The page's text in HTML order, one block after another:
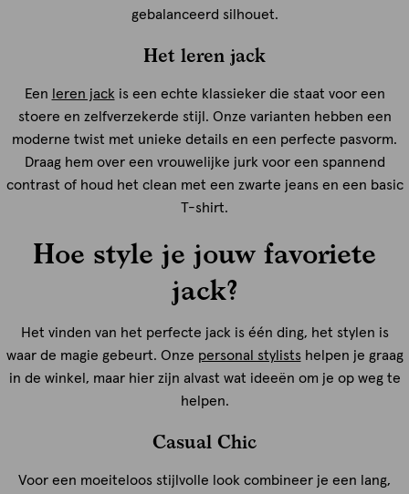
gebalanceerd silhouet.
Het leren jack
Een leren jack is een echte klassieker die staat voor een
stoere en zelfverzekerde stijl. Onze varianten hebben een
moderne twist met unieke details en een perfecte pasvorm.
Draag hem over een vrouwelijke jurk voor een spannend
contrast of houd het clean met een zwarte jeans en een basic
T-shirt.
Hoe style je jouw favoriete
jack?
Het vinden van het perfecte jack is één ding, het stylen is
waar de magie gebeurt. Onze personal stylistshelpen je graag
in de winkel, maar hier zijn alvast wat ideeën om je op weg te
helpen.
Casual Chic
Voor een moeiteloos stijlvolle look combineer je een lang,